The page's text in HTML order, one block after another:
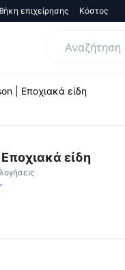
επιχείρησης Κόστος
| Εποχιακά είδη
| Δες
είδη